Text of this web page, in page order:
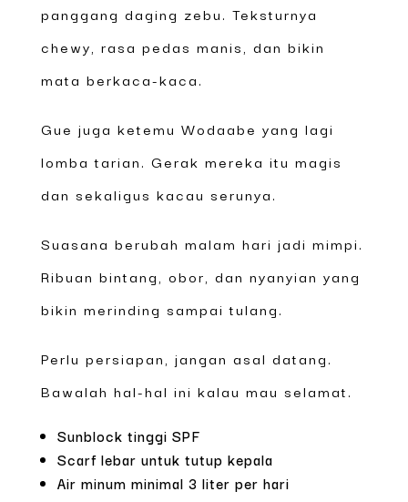
panggang daging zebu. Teksturnya
chewy, rasa pedas manis, dan bikin
mata berkaca-kaca.
Gue juga ketemu Wodaabe yang lagi
lomba tarian. Gerak mereka itu magis
dan sekaligus kacau serunya.
Suasana berubah malam hari jadi mimpi.
Ribuan bintang, obor, dan nyanyian yang
bikin merinding sampai tulang.
Perlu persiapan, jangan asal datang.
Bawalah hal-hal ini kalau mau selamat.
Sunblock tinggi SPF
Scarf lebar untuk tutup kepala
Air minum minimal 3 liter per hari